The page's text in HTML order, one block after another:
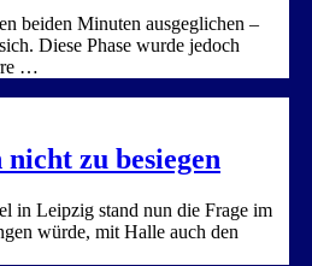
beiden Minuten ausgeglichen –
Diese Phase wurde jedoch
…
zu besiegen
in Leipzig stand nun die Frage im
würde, mit Halle auch den